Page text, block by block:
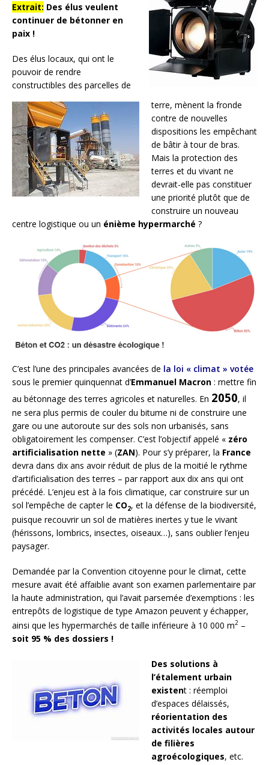
Extrait: Des élus veulent
continuer de bétonner en
paix !
Des élus locaux, qui ont le
pouvoir de rendre
constructibles des parcelles de
terre, mènent la fronde
contre de nouvelles
dispositions les empêchant
de bâtir à tour de bras.
Mais la protection des
terres et du vivant ne
devrait-elle pas constituer
une priorité plutôt que de
construire un nouveau
centre logistique ou un énième hypermarché ?
C’est l’une des principales avancées de la loi « climat » votée
sous le premier quinquennat d’Emmanuel Macron : mettre fin
au bétonnage des terres agricoles et naturelles. En 2050, il
ne sera plus permis de couler du bitume ni de construire une
gare ou une autoroute sur des sols non urbanisés, sans
obligatoirement les compenser. C’est l’objectif appelé « zéro
artificialisation nette » (ZAN). Pour s’y préparer, la France
devra dans dix ans avoir réduit de plus de la moitié le rythme
d’artificialisation des terres – par rapport aux dix ans qui ont
précédé. L’enjeu est à la fois climatique, car construire sur un
sol l’empêche de capter le CO2, et la défense de la biodiversité,
puisque recouvrir un sol de matières inertes y tue le vivant
(hérissons, lombrics, insectes, oiseaux…), sans oublier l’enjeu
paysager.
Demandée par la Convention citoyenne pour le climat, cette
mesure avait été affaiblie avant son examen parlementaire par
la haute administration, qui l’avait parsemée d’exemptions : les
entrepôts de logistique de type Amazon peuvent y échapper,
ainsi que les hypermarchés de taille inférieure à 10 000 m2 –
soit 95 % des dossiers !
Des solutions à
l’étalement urbain
existent : réemploi
d’espaces délaissés,
réorientation des
activités locales autour
de filières
agroécologiques, etc.